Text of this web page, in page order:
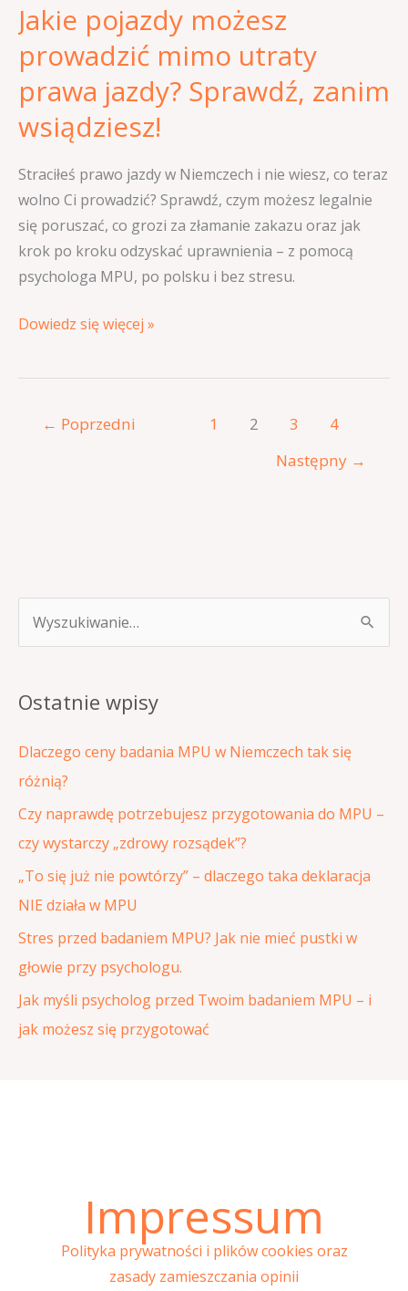
Jakie pojazdy możesz
prowadzić mimo utraty
prawa jazdy? Sprawdź, zanim
wsiądziesz!
Straciłeś prawo jazdy w Niemczech i nie wiesz, co teraz
wolno Ci prowadzić? Sprawdź, czym możesz legalnie
się poruszać, co grozi za złamanie zakazu oraz jak
krok po kroku odzyskać uprawnienia – z pomocą
psychologa MPU, po polsku i bez stresu.
zanim
wsiądziesz!
Dowiedz się więcej »
← Poprzedni 1 2 3
4
Następny →
k
a
:
Ostatnie wpisy
Dlaczego ceny badania MPU w Niemczech tak się
różnią?
Czy naprawdę potrzebujesz przygotowania do MPU –
czy wystarczy „zdrowy rozsądek”?
„To się już nie powtórzy” – dlaczego taka deklaracja
NIE działa w MPU
Stres przed badaniem MPU? Jak nie mieć pustki w
głowie przy psychologu.
Jak myśli psycholog przed Twoim badaniem MPU – i
jak możesz się przygotować
Impressum
Polityka prywatności i plików cookies oraz
zasady zamieszczania opinii